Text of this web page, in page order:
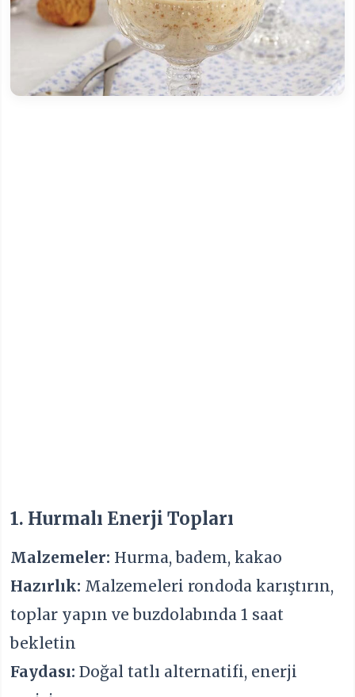
1. Hurmalı Enerji Topları
Malzemeler: Hurma, badem, kakao
Hazırlık: Malzemeleri rondoda karıştırın,
toplar yapın ve buzdolabında 1 saat
bekletin
Faydası: Doğal tatlı alternatifi, enerji